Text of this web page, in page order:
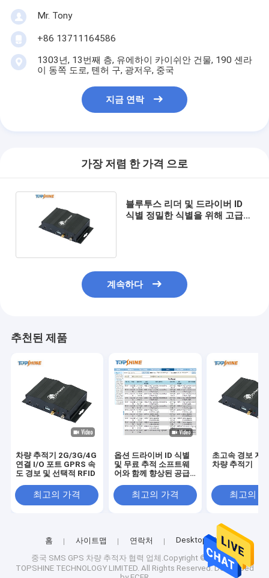
Mr. Tony
+86 13711164586
1303년, 13번째 층, 유에하이 카이쉬안 건물, 190 셴라
이 동쪽 도로, 톈허 구, 광저우, 중국
지금 연락
가장 저렴 한 가격 으로
블루투스 리더 및 드라이버 ID
식별 정밀한 식별을 위해 고급
계속하다
추천된 제품
차량 추적기 2G/3G/4G
연결 I/O 포트 GPRS 속
도 경보 및 선택적 RFID
최고의 가격
옵션 드라이버 ID 식별
및 무료 추적 소프트웨
어와 함께 향상된 공급
최고의 가격
초고속 경보 지
차량 추적기
최고의
홈 사이트맵 연락처 Desktop Site
중국 SMS GPS 차량 추적자 협력 업체.Copyright © 2025 GZ
TOPSHINE TECHNOLOGY LIMITED. All Rights Reserved. Developed